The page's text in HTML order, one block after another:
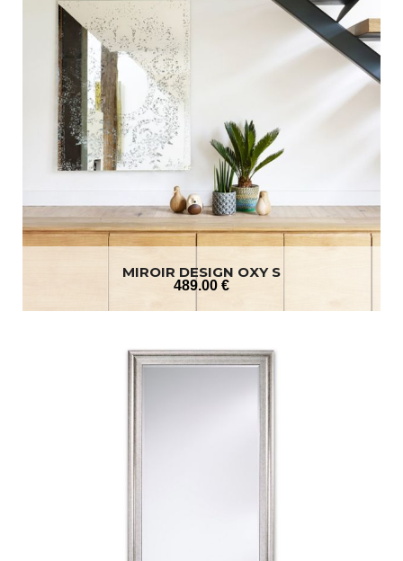
MIROIR DESIGN OXY S
489.00 €